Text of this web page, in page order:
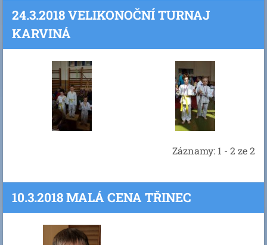
24.3.2018 VELIKONOČNÍ TURNAJ
KARVINÁ
Záznamy: 1 - 2 ze 2
10.3.2018 MALÁ CENA TŘINEC